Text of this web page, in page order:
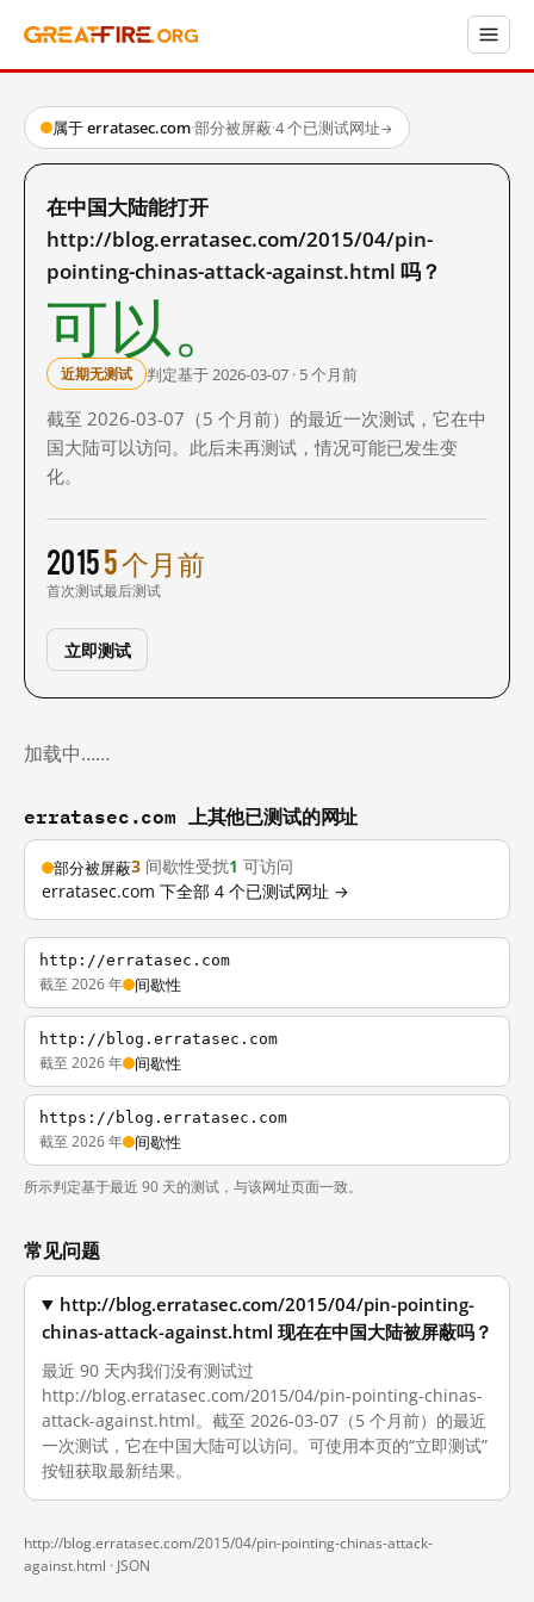
属于 erratasec.com·部分被屏蔽·4 个已测试网址→
在中国大陆能打开
http://blog.erratasec.com/2015/04/pin-
pointing-chinas-attack-against.html 吗？
可以。
近期无测试 判定基于 2026-03-07 · 5 个月前
截至 2026-03-07（5 个月前）的最近一次测试，它在中
国大陆可以访问。此后未再测试，情况可能已发生变
化。
2015
首次测试
5 个月前
最后测试
立即测试
加载中……
erratasec.com 上其他已测试的网址
部分被屏蔽3 间歇性受扰1 可访问
erratasec.com 下全部 4 个已测试网址 →
http://erratasec.com
截至 2026 年 间歇性
http://blog.erratasec.com
截至 2026 年 间歇性
https://blog.erratasec.com
截至 2026 年 间歇性
所示判定基于最近 90 天的测试，与该网址页面一致。
常见问题
http://blog.erratasec.com/2015/04/pin-pointing-
chinas-attack-against.html 现在在中国大陆被屏蔽吗？
最近 90 天内我们没有测试过
http://blog.erratasec.com/2015/04/pin-pointing-chinas-
attack-against.html。截至 2026-03-07（5 个月前）的最近
一次测试，它在中国大陆可以访问。可使用本页的“立即测试”
按钮获取最新结果。
http://blog.erratasec.com/2015/04/pin-pointing-chinas-attack-
against.html · JSON